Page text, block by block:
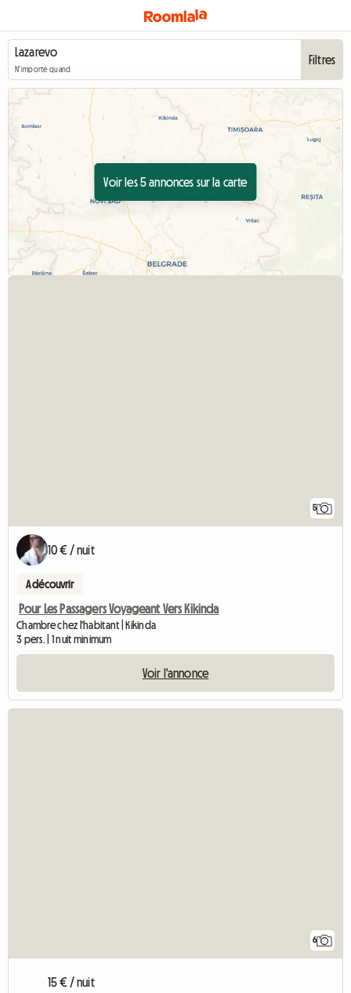
N'importe quand
Filtres
Voir les 5 annonces sur la carte
5
10 € / nuit
A découvrir
Pour Les Passagers Voyageant Vers Kikinda
Chambre chez l'habitant | Kikinda
3 pers. | 1 nuit minimum
Voir l'annonce
6
15 € / nuit